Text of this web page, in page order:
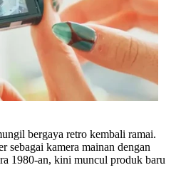
bergaya retro kembali ramai.
sebagai kamera mainan dengan
1980-an, kini muncul produk baru